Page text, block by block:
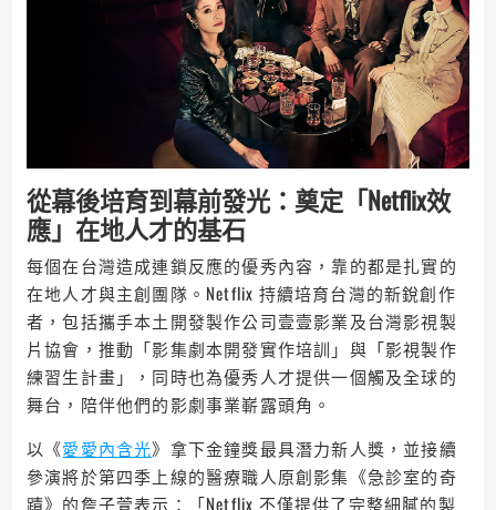
從幕後培育到幕前發光：奠定「Netflix效
應」在地人才的基石
每個在台灣造成連鎖反應的優秀內容，靠的都是扎實的
在地人才與主創團隊。Netflix 持續培育台灣的新銳創作
者，包括攜手本土開發製作公司壹壹影業及台灣影視製
片協會，推動「影集劇本開發實作培訓」與「影視製作
練習生計畫」，同時也為優秀人才提供一個觸及全球的
舞台，陪伴他們的影劇事業嶄露頭角。
以《愛愛內含光》拿下金鐘獎最具潛力新人獎，並接續
參演將於第四季上線的醫療職人原創影集《急診室的奇
蹟》的詹子萱表示：「Netflix 不僅提供了完整細膩的製